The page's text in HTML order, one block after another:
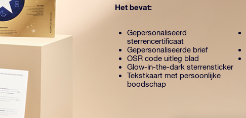
Het bevat:
Gepersonaliseerd
sterrencertificaat
Gepersonaliseerde brief
OSR code uitleg blad
Glow-in-the-dark sterrensticker
Tekstkaart met persoonlijke
boodschap